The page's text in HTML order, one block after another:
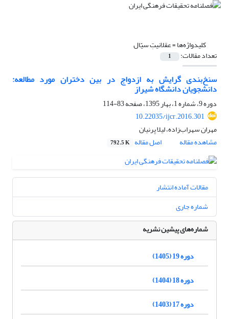
کلیدواژه‌ها =عقلانیتِ سیّال
تعداد مقالات: 1
سنخ‌بندی گرایش به ازدواج در بین دختران مورد مطالعه:
دانشجویان دانشگاه شیراز
دوره 9، شماره 1، بهار 1395، صفحه
83-114
10.22035/ijcr.2016.301
مهران سهراب‌زاده، لیلا پرنیان
مشاهده مقاله
اصل مقاله 792.5 K
مقالات آماده انتشار
شماره جاری
شماره‌های پیشین نشریه
دوره 19 (1405)
دوره 18 (1404)
دوره 17 (1403)